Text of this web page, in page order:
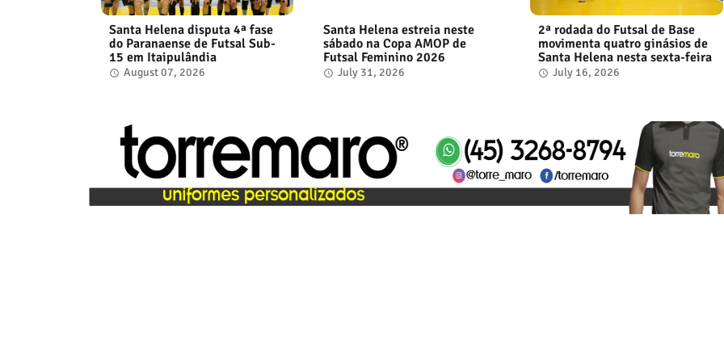
Santa Helena disputa 4ª fase
do Paranaense de Futsal Sub-
15 em Itaipulândia
August 07, 2026
Santa Helena estreia neste
sábado na Copa AMOP de
Futsal Feminino 2026
July 31, 2026
2ª rodada do Futsal de Base
movimenta quatro ginásios de
Santa Helena nesta sexta-feira
July 16, 2026